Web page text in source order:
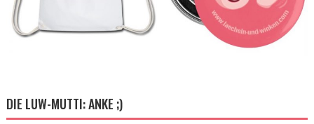
DIE LUW-MUTTI: ANKE ;)